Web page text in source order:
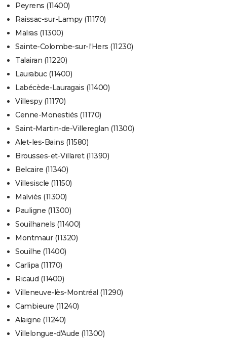
Peyrens (11400)
Raissac-sur-Lampy (11170)
Malras (11300)
Sainte-Colombe-sur-l'Hers (11230)
Talairan (11220)
Laurabuc (11400)
Labécède-Lauragais (11400)
Villespy (11170)
Cenne-Monestiés (11170)
Saint-Martin-de-Villereglan (11300)
Alet-les-Bains (11580)
Brousses-et-Villaret (11390)
Belcaire (11340)
Villesiscle (11150)
Malviès (11300)
Pauligne (11300)
Souilhanels (11400)
Montmaur (11320)
Souilhe (11400)
Carlipa (11170)
Ricaud (11400)
Villeneuve-lès-Montréal (11290)
Cambieure (11240)
Alaigne (11240)
Villelongue-d'Aude (11300)